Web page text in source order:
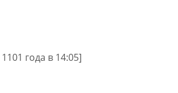
года в 14:05]